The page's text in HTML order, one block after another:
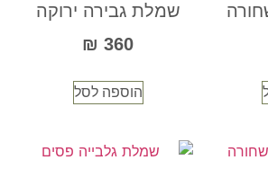
שמלת גבירה ירוקה
360
₪
הוספה לסל